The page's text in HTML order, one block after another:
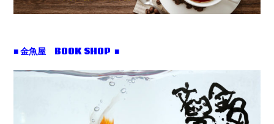
■ 金魚屋 BOOK SHOP ■